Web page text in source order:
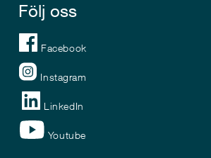
Följ oss
Facebook
Instagram
LinkedIn
Youtube